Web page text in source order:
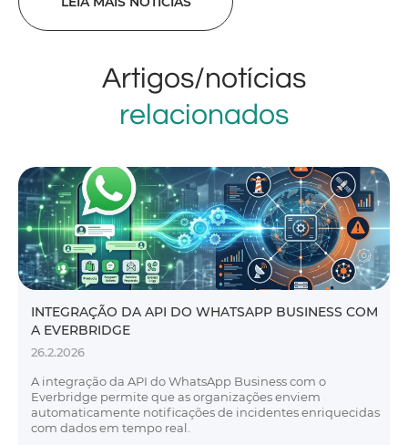
Artigos/notícias
relacionados
INTEGRAÇÃO DA API DO WHATSAPP BUSINESS COM
A EVERBRIDGE
26.2.2026
A integração da API do WhatsApp Business com o
Everbridge permite que as organizações enviem
automaticamente notificações de incidentes enriquecidas
com dados em tempo real.